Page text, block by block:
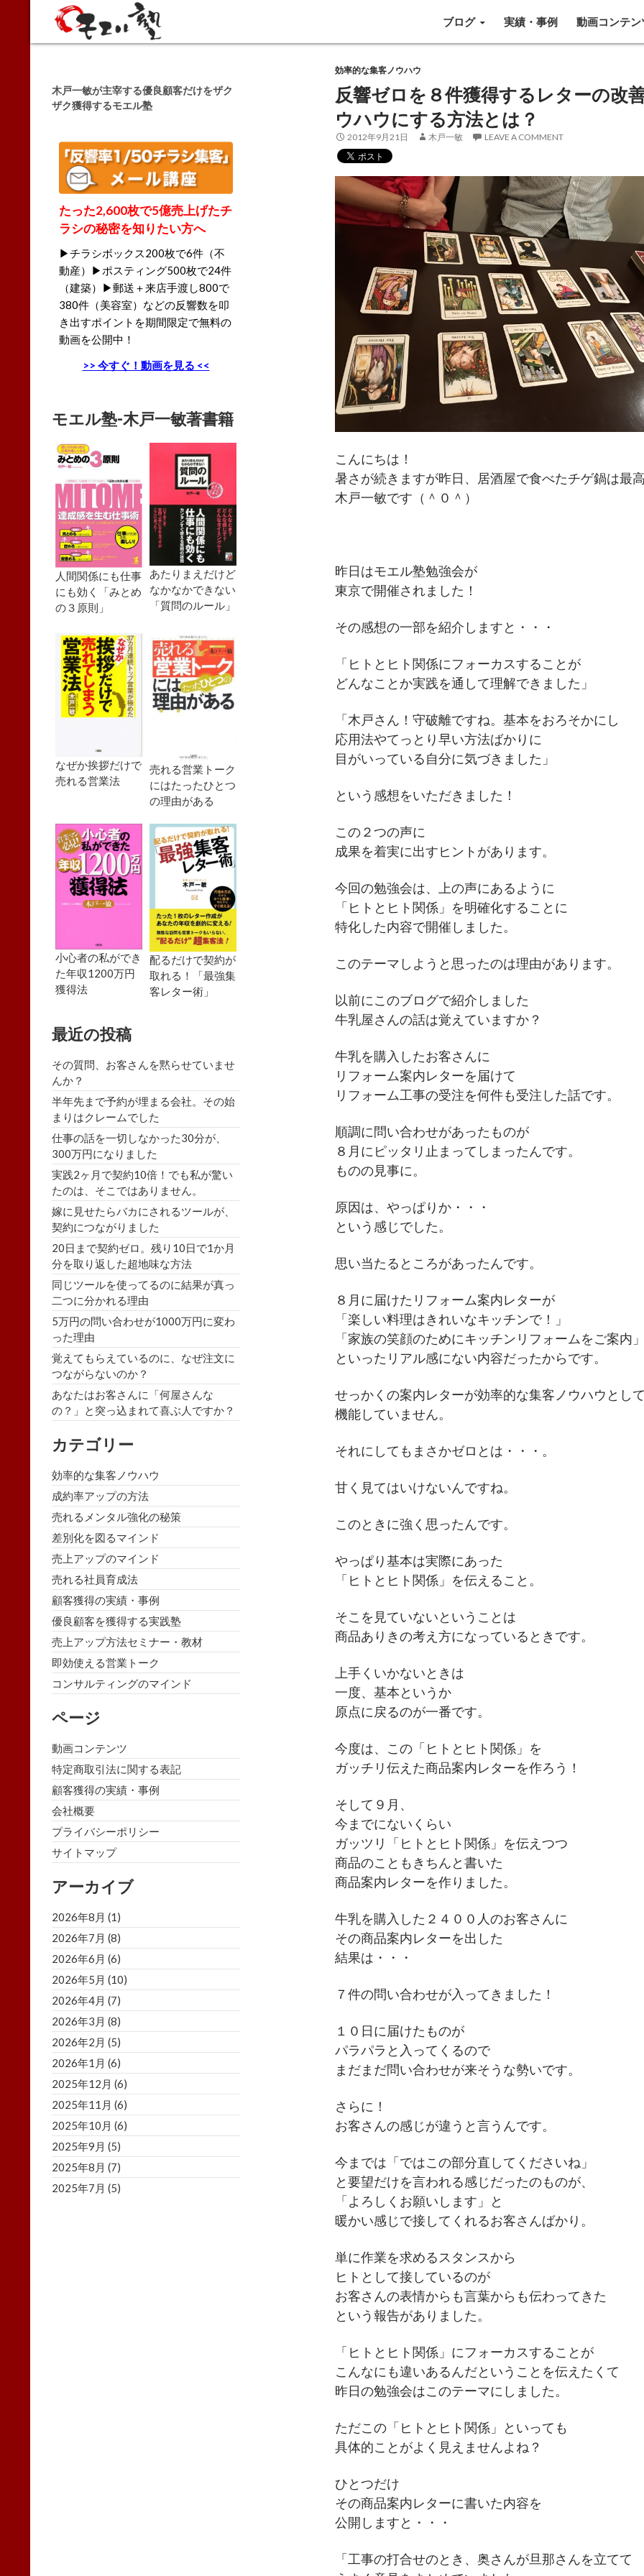
Search
ブログ
実績・事例 動画コンテン
効率的な集客ノウハウ
反響ゼロを８件獲得するレターの改
ウハウにする方法とは？
2012年9月21日 木戸一敏 LEAVE A COMMENT
こんにちは！
暑さが続きますが昨日、居酒屋で食べたチゲ鍋は最
木戸一敏です（＾０＾）
昨日はモエル塾勉強会が
東京で開催されました！
その感想の一部を紹介しますと・・・
「ヒトとヒト関係にフォーカスすることが
どんなことか実践を通して理解できました」
「木戸さん！守破離ですね。基本をおろそかにし
応用法やてっとり早い方法ばかりに
目がいっている自分に気づきました」
という感想をいただきました！
この２つの声に
成果を着実に出すヒントがあります。
今回の勉強会は、上の声にあるように
「ヒトとヒト関係」を明確化することに
特化した内容で開催しました。
このテーマしようと思ったのは理由があります。
以前にこのブログで紹介しました
牛乳屋さんの話は覚えていますか？
牛乳を購入したお客さんに
リフォーム案内レターを届けて
リフォーム工事の受注を何件も受注した話です。
順調に問い合わせがあったものが
８月にピッタリ止まってしまったんです。
ものの見事に。
原因は、やっぱりか・・・
という感じでした。
思い当たるところがあったんです。
８月に届けたリフォーム案内レターが
「楽しい料理はきれいなキッチンで！」
「家族の笑顔のためにキッチンリフォームをご案内
といったリアル感にない内容だったからです。
せっかくの案内レターが効率的な集客ノウハウとし
機能していません。
それにしてもまさかゼロとは・・・。
甘く見てはいけないんですね。
このときに強く思ったんです。
やっぱり基本は実際にあった
「ヒトとヒト関係」を伝えること。
そこを見ていないということは
商品ありきの考え方になっているときです。
上手くいかないときは
一度、基本というか
原点に戻るのが一番です。
今度は、この「ヒトとヒト関係」を
ガッチリ伝えた商品案内レターを作ろう！
そして９月、
今までにないくらい
ガッツリ「ヒトとヒト関係」を伝えつつ
商品のこともきちんと書いた
商品案内レターを作りました。
牛乳を購入した２４００人のお客さんに
その商品案内レターを出した
結果は・・・
７件の問い合わせが入ってきました！
１０日に届けたものが
パラパラと入ってくるので
まだまだ問い合わせが来そうな勢いです。
さらに！
お客さんの感じが違うと言うんです。
今までは「ではこの部分直してくださいね」
と要望だけを言われる感じだったのものが、
「よろしくお願いします」と
暖かい感じで接してくれるお客さんばかり。
単に作業を求めるスタンスから
ヒトとして接しているのが
お客さんの表情からも言葉からも伝わってきた
という報告がありました。
「ヒトとヒト関係」にフォーカスすることが
こんなにも違いあるんだということを伝えたくて
昨日の勉強会はこのテーマにしました。
ただこの「ヒトとヒト関係」といっても
具体的ことがよく見えませんよね？
ひとつだけ
その商品案内レターに書いた内容を
公開しますと・・・
「工事の打合せのとき、奥さんが旦那さんを立てて
木戸一敏が主宰する優良顧客だけをザク
ザク獲得するモエル塾
たった2,600枚で5億売上げたチ
ラシの秘密を知りたい方へ
▶チラシボックス200枚で6件（不
動産）▶ポスティング500枚で24件
（建築）▶郵送＋来店手渡し800で
380件（美容室）などの反響数を叩
き出すポイントを期間限定で無料の
動画を公開中！
>> 今すぐ！動画を見る <<
モエル塾-木戸一敏著書籍
人間関係にも仕事
にも効く「みとめ
の３原則」
あたりまえだけど
なかなかできない
「質問のルール」
なぜか挨拶だけで
売れる営業法
売れる営業トーク
にはたったひとつ
の理由がある
小心者の私ができ
た年収1200万円
獲得法
配るだけで契約が
取れる！「最強集
客レター術」
最近の投稿
その質問、お客さんを黙らせていませ
んか？
半年先まで予約が埋まる会社。その始
まりはクレームでした
仕事の話を一切しなかった30分が、
300万円になりました
実践2ヶ月で契約10倍！でも私が驚い
たのは、そこではありません。
嫁に見せたらバカにされるツールが、
契約につながりました
20日まで契約ゼロ。残り10日で1か月
分を取り返した超地味な方法
同じツールを使ってるのに結果が真っ
二つに分かれる理由
5万円の問い合わせが1000万円に変わ
った理由
覚えてもらえているのに、なぜ注文に
つながらないのか？
あなたはお客さんに「何屋さんな
の？」と突っ込まれて喜ぶ人ですか？
カテゴリー
効率的な集客ノウハウ
成約率アップの方法
売れるメンタル強化の秘策
差別化を図るマインド
売上アップのマインド
売れる社員育成法
顧客獲得の実績・事例
優良顧客を獲得する実践塾
売上アップ方法セミナー・教材
即効使える営業トーク
コンサルティングのマインド
ページ
動画コンテンツ
特定商取引法に関する表記
顧客獲得の実績・事例
会社概要
プライバシーポリシー
サイトマップ
アーカイブ
2026年8月 (1)
2026年7月 (8)
2026年6月 (6)
2026年5月 (10)
2026年4月 (7)
2026年3月 (8)
2026年2月 (5)
2026年1月 (6)
2025年12月 (6)
2025年11月 (6)
2025年10月 (6)
2025年9月 (5)
2025年8月 (7)
2025年7月 (5)